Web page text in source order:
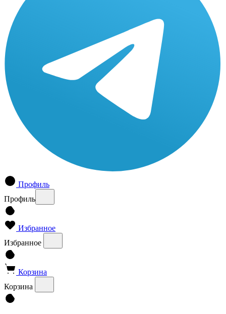
Профиль
Профиль
Избранное
Избранное
Корзина
Корзина